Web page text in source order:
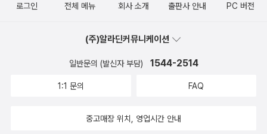
로그인 전체 메뉴 회사 소개 출판사 안내 PC 버전
(주)알라딘커뮤니케이션
일반문의 (발신자 부담) 1544-2514
1:1 문의 FAQ
중고매장 위치, 영업시간 안내